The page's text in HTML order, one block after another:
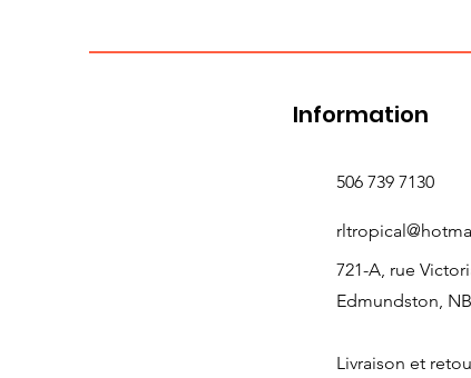
Information
Livraison et
506 739 7130
721-A, rue
Edmundston,